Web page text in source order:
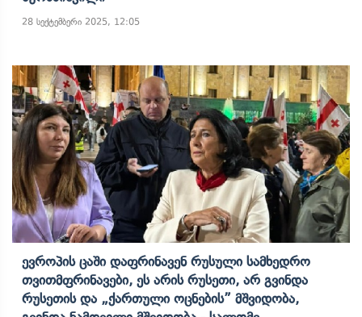
28 სექტემბერი 2025, 12:05
Ევროპის Ცაში Დაფრინავენ Რუსული Სამხედრო
Თვითმფრინავები, Ეს Არის Რუსეთი, Არ Გვინდა
Რუსეთის Და „ქართული Ოცნების” Მშვიდობა,